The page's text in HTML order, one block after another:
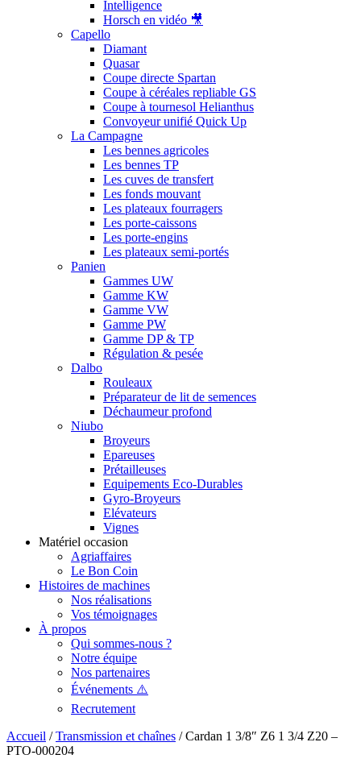
Intelligence
Horsch en vidéo 🎥
Capello
Diamant
Quasar
Coupe directe Spartan
Coupe à céréales repliable GS
Coupe à tournesol Helianthus
Convoyeur unifié Quick Up
La Campagne
Les bennes agricoles
Les bennes TP
Les cuves de transfert
Les fonds mouvant
Les plateaux fourragers
Les porte-caissons
Les porte-engins
Les plateaux semi-portés
Panien
Gammes UW
Gamme KW
Gamme VW
Gamme PW
Gamme DP & TP
Régulation & pesée
Dalbo
Rouleaux
Préparateur de lit de semences
Déchaumeur profond
Niubo
Broyeurs
Epareuses
Prétailleuses
Equipements Eco-Durables
Gyro-Broyeurs
Elévateurs
Vignes
Matériel occasion
Agriaffaires
Le Bon Coin
Histoires de machines
Nos réalisations
Vos témoignages
À propos
Qui sommes-nous ?
Notre équipe
Nos partenaires
Événements ⚠️
Recrutement
Accueil /Transmission et chaînes / Cardan 1 3/8″ Z6 1 3/4 Z20 –
PTO-000204